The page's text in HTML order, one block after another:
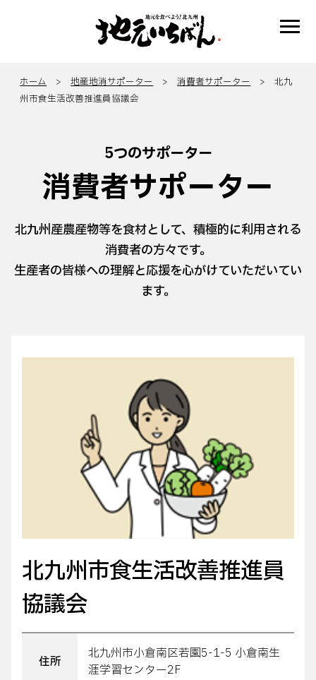
ホーム >地産地消サポーター >消費者サポーター
> 北九
州市食生活改善推進員協議会
5つのサポーター
消費者サポーター
北九州産農産物等を食材として、積極的に利用される
消費者の方々です。
生産者の皆様への理解と応援を心がけていただいてい
ます。
北九州市食生活改善推進員
協議会
住所
北九州市小倉南区若園5-1-5 小倉南生
涯学習センター2F